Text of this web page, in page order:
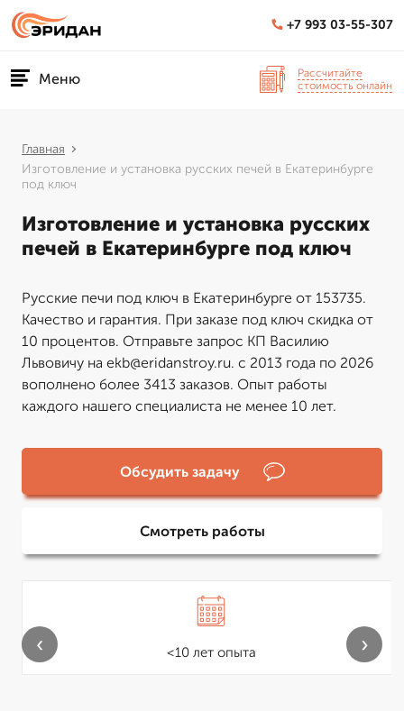
+7 993 03-55-307
Меню
Рассчитайте
стоимость онлайн
Главная
Изготовление и установка русских печей в Екатеринбурге
под ключ
Изготовление и установка русских
печей в Екатеринбурге под ключ
Русские печи под ключ в Екатеринбурге от 153735.
Качество и гарантия. При заказе под ключ скидка от
10 процентов. Отправьте запрос КП Василию
Львовичу на ekb@eridanstroy.ru. с 2013 года по 2026
вополнено более 3413 заказов. Опыт работы
каждого нашего специалиста не менее 10 лет.
Обсудить задачу
Смотреть работы
<10 лет опыта
‹ ›